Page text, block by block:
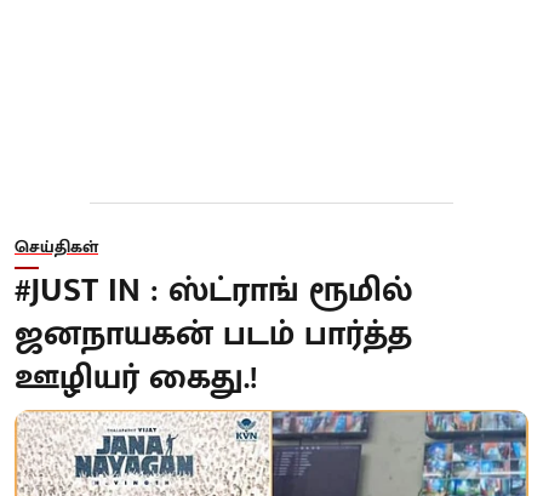
செய்திகள்
#JUST IN : ஸ்ட்ராங் ரூமில்
ஜனநாயகன் படம் பார்த்த
ஊழியர் கைது.!